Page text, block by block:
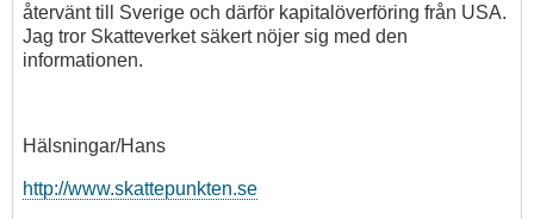
återvänt till Sverige och därför kapitalöverföring från USA.
Jag tror Skatteverket säkert nöjer sig med den
informationen.
Hälsningar/Hans
http://www.skattepunkten.se